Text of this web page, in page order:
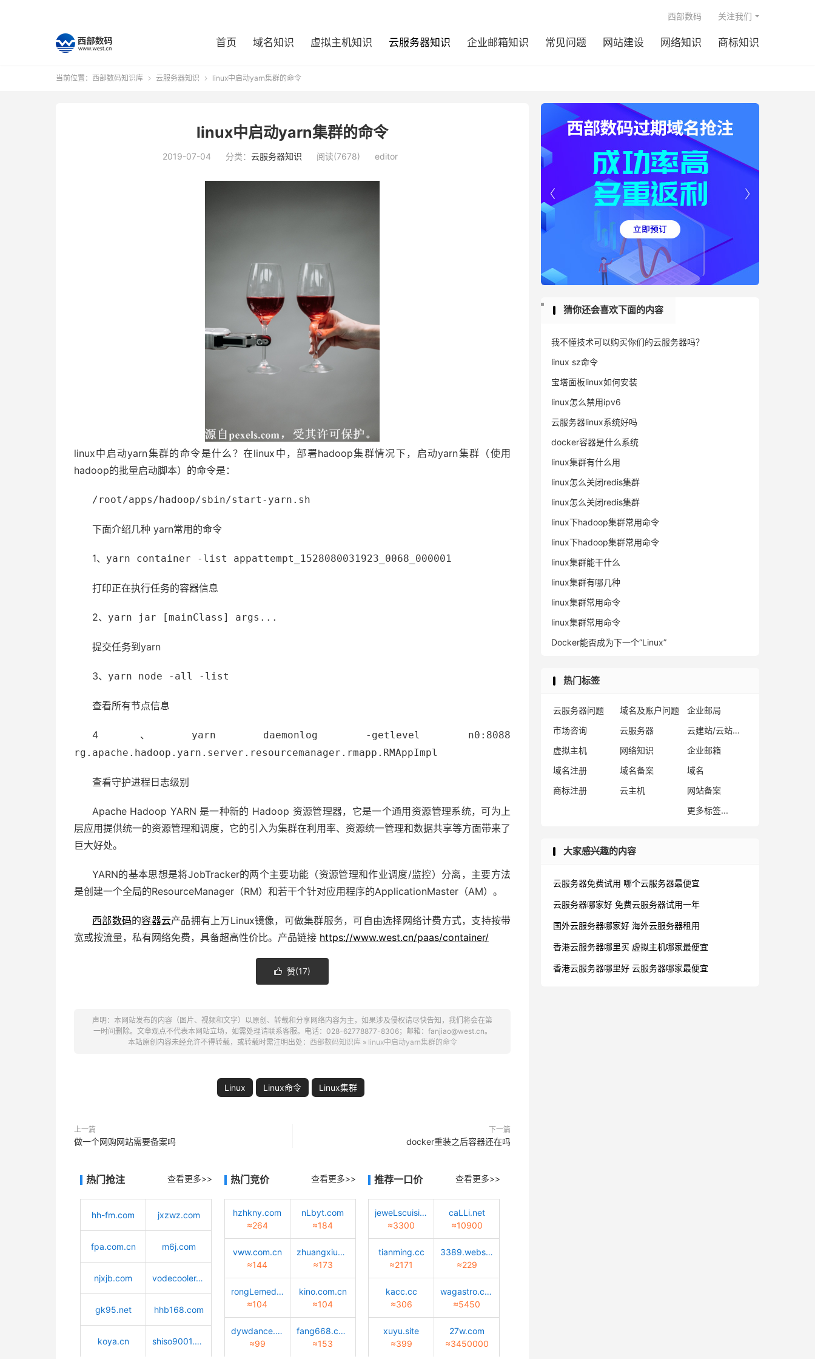
首页 域名知识 虚拟主机知识 云服务器知识 企业邮箱知识 常见问题 网站建设 网络知识 商标知识
西部数码 关注我们
当前位置： 西部数码知识库  云服务器知识  linux中启动yarn集群的命令
linux中启动yarn集群的命令
2019-07-04 分类： 云服务器知识 阅读(7678) editor
linux中启动yarn集群的命令是什么？在linux中，部署hadoop集群情况下，启动yarn集群（使用
hadoop的批量启动脚本）的命令是：
/root/apps/hadoop/sbin/start-yarn.sh
下面介绍几种 yarn常用的命令
1、 yarn container -list appattempt_1528080031923_0068_000001
打印正在执行任务的容器信息
2、 yarn jar [mainClass] args...
提交任务到yarn
3、 yarn node -all -list
查看所有节点信息
4、 yarn daemonlog -getlevel n0:8088
rg.apache.hadoop.yarn.server.resourcemanager.rmapp.RMAppImpl
查看守护进程日志级别
Apache Hadoop YARN 是一种新的 Hadoop 资源管理器，它是一个通用资源管理系统，可为上
层应用提供统一的资源管理和调度，它的引入为集群在利用率、资源统一管理和数据共享等方面带来了
巨大好处。
YARN的基本思想是将JobTracker的两个主要功能（资源管理和作业调度/监控）分离，主要方法
是创建一个全局的ResourceManager（RM）和若干个针对应用程序的ApplicationMaster（AM）。
西部数码的容器云产品拥有上万Linux镜像，可做集群服务，可自由选择网络计费方式，支持按带
宽或按流量，私有网络免费，具备超高性价比。产品链接 https://www.west.cn/paas/container/
 赞(17)
声明：本网站发布的内容（图片、视频和文字）以原创、转载和分享网络内容为主，如果涉及侵权请尽快告知，我们将会在第
一时间删除。文章观点不代表本网站立场，如需处理请联系客服。电话：028-62778877-8306；邮箱：fanjiao@west.cn。
本站原创内容未经允许不得转载，或转载时需注明出处： 西部数码知识库» linux中启动yarn集群的命令
Linux Linux命令 Linux集群
上一篇
做一个网购网站需要备案吗
下一篇
docker重装之后容器还在吗
热门抢注 查看更多>>
hh-fm.com jxzwz.com
fpa.com.cn m6j.com
njxjb.com vodecooler.cn
gk95.net hhb168.com
koya.cn shiso9001.com
热门竞价 查看更多>>
hzhkny.com
≈264
nLbyt.com
≈184
vww.com.cn
≈144
zhuangxiu9.com
≈173
rongLemedicaL.com
≈104
kino.com.cn
≈104
dywdance.com
≈99
fang668.com
≈153
推荐一口价 查看更多>>
jeweLscuisine.com
≈3300
caLLi.net
≈10900
tianming.cc
≈2171
3389.website
≈229
kacc.cc
≈306
wagastro.com
≈5450
xuyu.site
≈399
27w.com
≈3450000


猜你还会喜欢下面的内容
我不懂技术可以购买你们的云服务器吗？
linux sz命令
宝塔面板linux如何安装
linux怎么禁用ipv6
云服务器linux系统好吗
docker容器是什么系统
linux集群有什么用
linux怎么关闭redis集群
linux怎么关闭redis集群
linux下hadoop集群常用命令
linux下hadoop集群常用命令
linux集群能干什么
linux集群有哪几种
linux集群常用命令
linux集群常用命令
Docker能否成为下一个“Linux”
热门标签
云服务器问题 域名及账户问题
企业邮局
市场咨询
云服务器
云建站/云站群/小程序
虚拟主机
网络知识
企业邮箱
域名注册
域名备案
域名
商标注册
云主机
网站备案
更多标签...
大家感兴趣的内容
云服务器免费试用 哪个云服务器最便宜
云服务器哪家好 免费云服务器试用一年
国外云服务器哪家好 海外云服务器租用
香港云服务器哪里买 虚拟主机哪家最便宜
香港云服务器哪里好 云服务器哪家最便宜